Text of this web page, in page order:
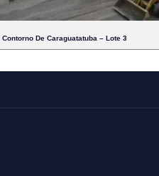
Contorno De Caraguatatuba – Lote 3